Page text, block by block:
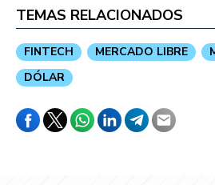
TEMAS RELACIONADOS
FINTECH MERCADO LIBRE
DÓLAR